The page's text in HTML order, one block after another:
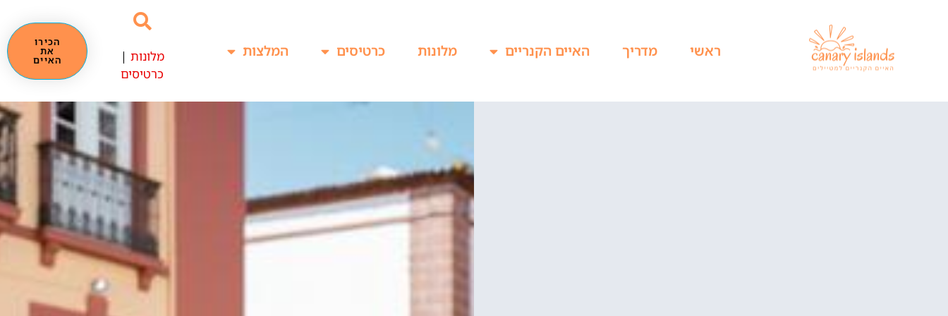
ראשי מדריך האיים הקנריים מלונות כרטיסים המלצות מלונות |
כרטיסים
הכירו
את
האיים